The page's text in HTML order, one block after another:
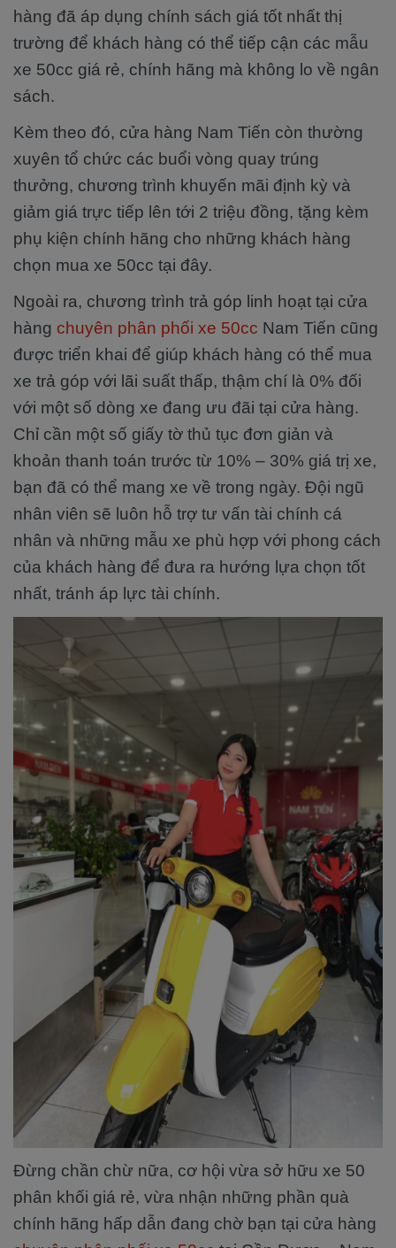
hàng đã áp dụng chính sách giá tốt nhất thị
trường để khách hàng có thể tiếp cận các mẫu
xe 50cc giá rẻ, chính hãng mà không lo về ngân
sách.
Kèm theo đó, cửa hàng Nam Tiến còn thường
xuyên tổ chức các buổi vòng quay trúng
thưởng, chương trình khuyến mãi định kỳ và
giảm giá trực tiếp lên tới 2 triệu đồng, tặng kèm
phụ kiện chính hãng cho những khách hàng
chọn mua xe 50cc tại đây.
Ngoài ra, chương trình trả góp linh hoạt tại cửa
hàng chuyên phân phối xe 50cc Nam Tiến cũng
được triển khai để giúp khách hàng có thể mua
xe trả góp với lãi suất thấp, thậm chí là 0% đối
với một số dòng xe đang ưu đãi tại cửa hàng.
Chỉ cần một số giấy tờ thủ tục đơn giản và
khoản thanh toán trước từ 10% – 30% giá trị xe,
bạn đã có thể mang xe về trong ngày. Đội ngũ
nhân viên sẽ luôn hỗ trợ tư vấn tài chính cá
nhân và những mẫu xe phù hợp với phong cách
của khách hàng để đưa ra hướng lựa chọn tốt
nhất, tránh áp lực tài chính.
Đừng chần chừ nữa, cơ hội vừa sở hữu xe 50
phân khối giá rẻ, vừa nhận những phần quà
chính hãng hấp dẫn đang chờ bạn tại cửa hàng